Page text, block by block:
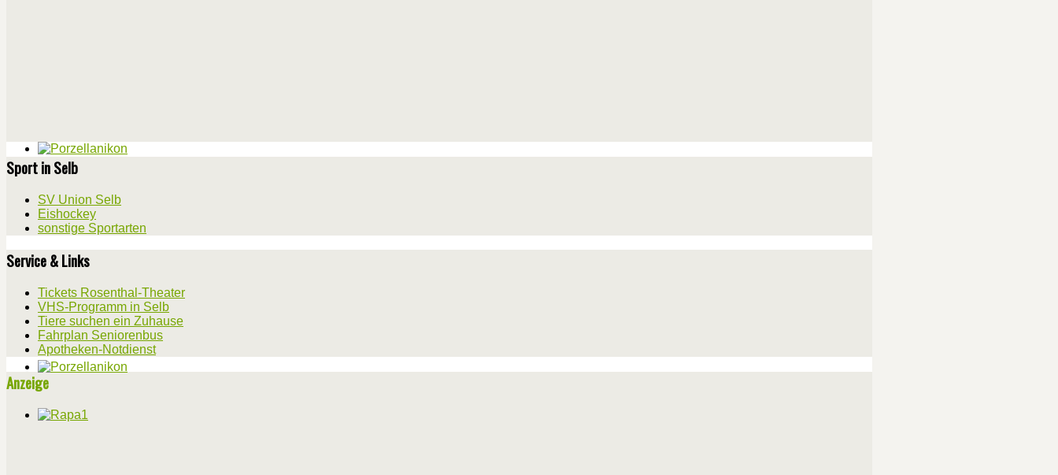
Sport in Selb
SV Union Selb
Eishockey
sonstige Sportarten
Service & Links
Tickets Rosenthal-Theater
VHS-Programm in Selb
Tiere suchen ein Zuhause
Fahrplan Seniorenbus
Apotheken-Notdienst
Anzeige